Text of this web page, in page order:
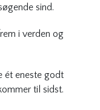
sind.
i verden og
ét eneste godt
til sidst.